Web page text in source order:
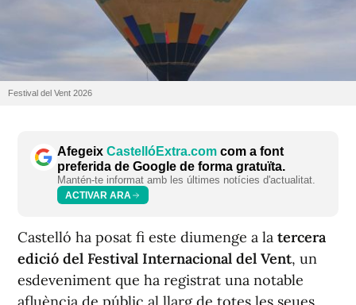
Festival del Vent 2026
Afegeix CastellóExtra.com com a font
preferida de Google de forma gratuïta.
Mantén-te informat amb les últimes notícies d'actualitat.
ACTIVAR ARA
Castelló ha posat fi este diumenge a la tercera
edició del Festival Internacional del Vent, un
esdeveniment que ha registrat una notable